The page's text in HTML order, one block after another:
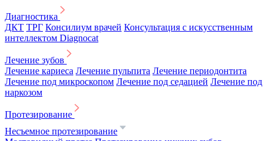
Диагностика
ДКТ ТРГ Консилиум врачей Консультация с искусственным
интеллектом Diagnocat
Лечение зубов
Лечение кариеса Лечение пульпита Лечение периодонтита
Лечение под микроскопом Лечение под седацией Лечение под
наркозом
Протезирование
Несъемное протезирование